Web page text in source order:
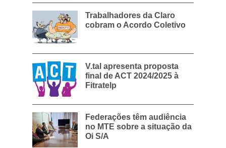
Trabalhadores da Claro
cobram o Acordo Coletivo
V.tal apresenta proposta
final de ACT 2024/2025 à
Fitratelp
Federações têm audiência
no MTE sobre a situação da
Oi S/A